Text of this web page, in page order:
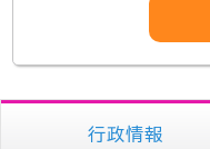
行政情報